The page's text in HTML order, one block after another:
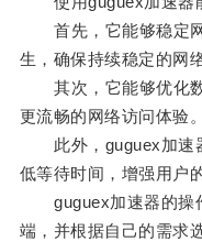
首先，它能够稳定网
生，确保持续稳定的网
其次，它能够优化数
更流畅的网络访问体验。
此外，guguex加速
低等待时间，增强用户
guguex加速器的操
端，并根据自己的需求